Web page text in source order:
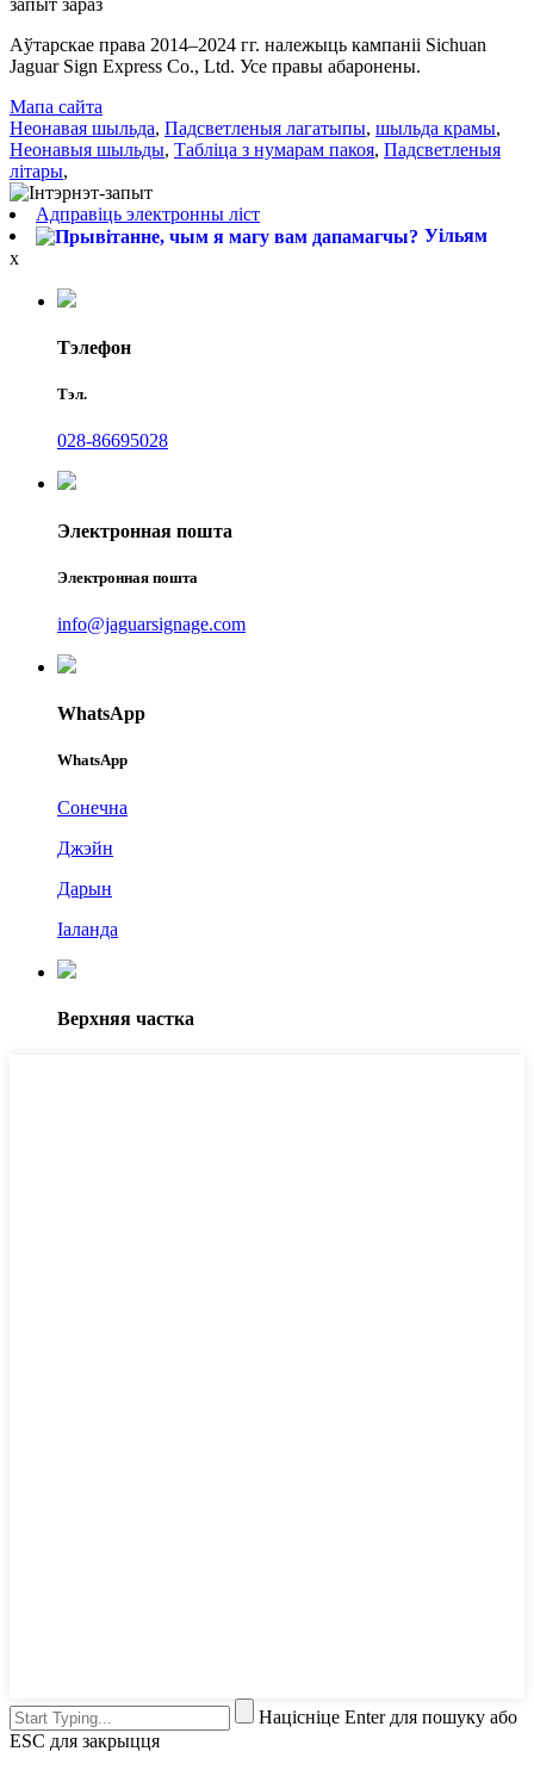
Аўтарскае права 2014–2024 гг. належыць кампаніі Sichuan
Jaguar Sign Express Co., Ltd. Усе правы абаронены.
Мапа сайта
Неонавая шыльда, Падсветленыя лагатыпы, шыльда крамы,
Неонавыя шыльды, Табліца з нумарам пакоя, Падсветленыя
літары,
Адправіць электронны ліст
Уільям
x
Тэлефон
Тэл.
028-86695028
Электронная пошта
Электронная пошта
info@jaguarsignage.com
WhatsApp
WhatsApp
Сонечна
Джэйн
Дарын
Іаланда
Верхняя частка
Націсніце Enter для пошуку або
ESC для закрыцця